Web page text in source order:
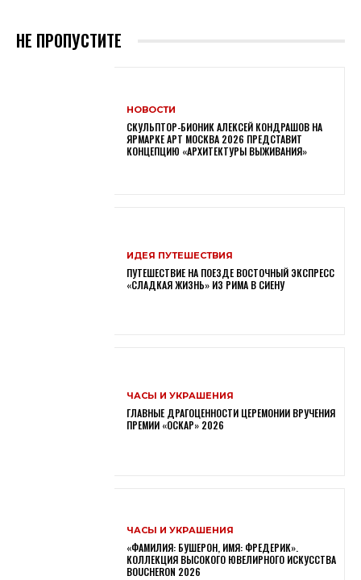
НЕ ПРОПУСТИТЕ
НОВОСТИ
СКУЛЬПТОР-БИОНИК АЛЕКСЕЙ КОНДРАШОВ НА
ЯРМАРКЕ АРТ МОСКВА 2026 ПРЕДСТАВИТ
КОНЦЕПЦИЮ «АРХИТЕКТУРЫ ВЫЖИВАНИЯ»
ИДЕЯ ПУТЕШЕСТВИЯ
ПУТЕШЕСТВИЕ НА ПОЕЗДЕ ВОСТОЧНЫЙ ЭКСПРЕСС
«СЛАДКАЯ ЖИЗНЬ» ИЗ РИМА В СИЕНУ
ЧАСЫ И УКРАШЕНИЯ
ГЛАВНЫЕ ДРАГОЦЕННОСТИ ЦЕРЕМОНИИ ВРУЧЕНИЯ
ПРЕМИИ «ОСКАР» 2026
ЧАСЫ И УКРАШЕНИЯ
«ФАМИЛИЯ: БУШЕРОН, ИМЯ: ФРЕДЕРИК».
КОЛЛЕКЦИЯ ВЫСОКОГО ЮВЕЛИРНОГО ИСКУССТВА
BOUCHERON 2026